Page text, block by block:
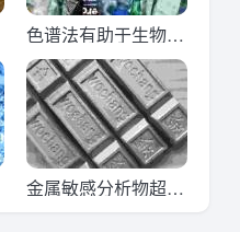
色谱法有助于生物塑
料生产吗？
金属敏感分析物超性
能液相色谱分离的更